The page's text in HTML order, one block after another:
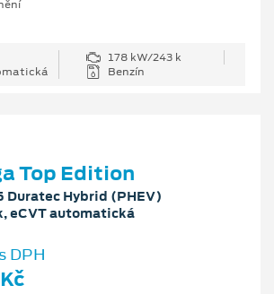
178 kW/243 k
Benzín
Top Edition
Duratec Hybrid (PHEV)
eCVT automatická
DPH